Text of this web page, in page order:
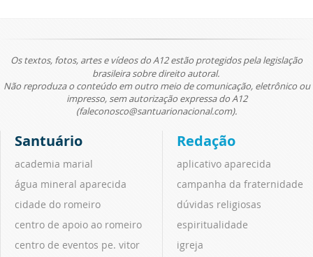
Os textos, fotos, artes e vídeos do A12 estão protegidos pela legislação
brasileira sobre direito autoral.
Não reproduza o conteúdo em outro meio de comunicação, eletrônico ou
impresso, sem autorização expressa do A12
(faleconosco@santuarionacional.com).
Santuário
academia marial
água mineral aparecida
cidade do romeiro
centro de apoio ao romeiro
centro de eventos pe. vitor
Redação
aplicativo aparecida
campanha da fraternidade
dúvidas religiosas
espiritualidade
igreja